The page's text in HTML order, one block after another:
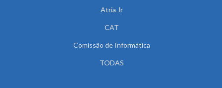
Atria Jr
CAT
Comissão de Informática
TODAS